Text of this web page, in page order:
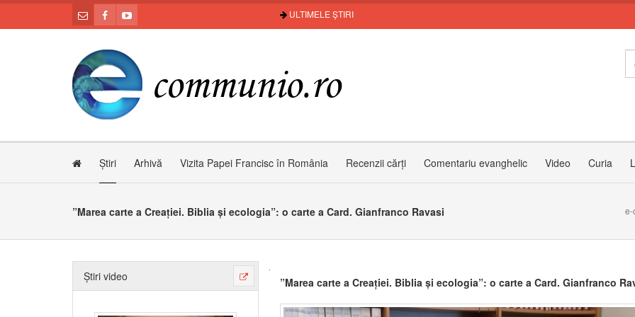
ULTIMELE ȘTIRI
Știri Arhivă Vizita Papei Francisc în România Recenzii cărți Comentariu evanghelic Video Curia
”Marea carte a Creației. Biblia și ecologia”: o carte a Card. Gianfranco Ravasi e-
Știri video ”Marea carte a Creației. Biblia și ecologia”: o carte a Card. Gianfranco